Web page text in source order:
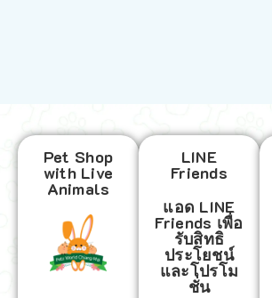
Pet Shop
with Live
Animals
LINE
Friends
แอด LINE
Friends เพื่อ
รับสิทธิ
ประโยชน์
และโปรโม
ชั่น